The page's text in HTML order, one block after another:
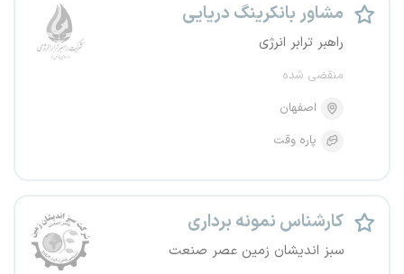
مشاور بانکرینگ دریایی
راهبر ترابر انرژی
منقضی شده
اصفهان
پاره وقت
کارشناس نمونه برداری
سبز اندیشان زمین عصر صنعت